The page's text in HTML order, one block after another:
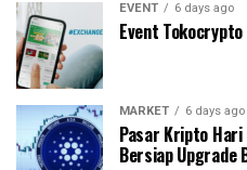
EVENT 6 days ago
Event
MARKET 6 days ago
Pasar Kripto
Bersiap Upgrade